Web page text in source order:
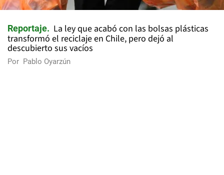
Reportaje
La ley que acabó con las bolsas plásticas
transformó el reciclaje en Chile, pero dejó al
descubierto sus vacíos
Por Pablo Oyarzún